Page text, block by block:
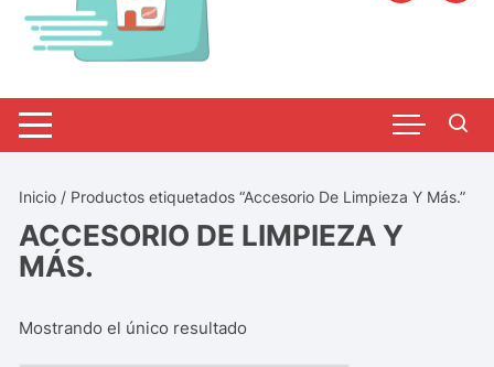
Inicio / Productos etiquetados “Accesorio De Limpieza Y Más.”
ACCESORIO DE LIMPIEZA Y
MÁS.
Mostrando el único resultado